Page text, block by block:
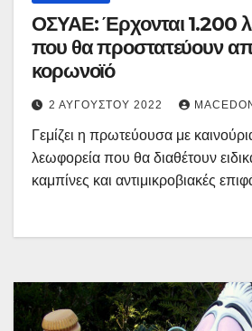
ΟΣΥΑΕ: Έρχονται 1.200
που θα προστατεύουν
κορωνοϊό
2 ΑΥΓΟΎΣΤΟΥ 2022
Γεμίζει η πρωτεύουσα με
λεωφορεία που θα διαθέτουν
καμπίνες και αντιμικροβιακές